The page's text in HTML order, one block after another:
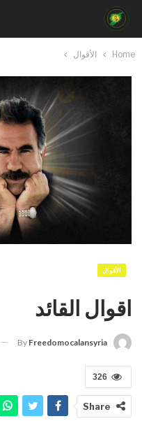
Home الأقوال
الأقوال
اقوال القائد
By Freedomocalansyria
326
Share